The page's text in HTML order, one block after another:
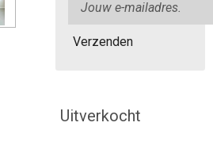
Verzenden
Uitverkocht